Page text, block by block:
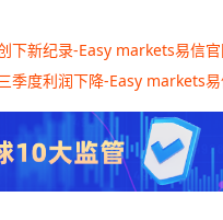
下新纪录-Easy markets易信
季度利润下降-Easy markets